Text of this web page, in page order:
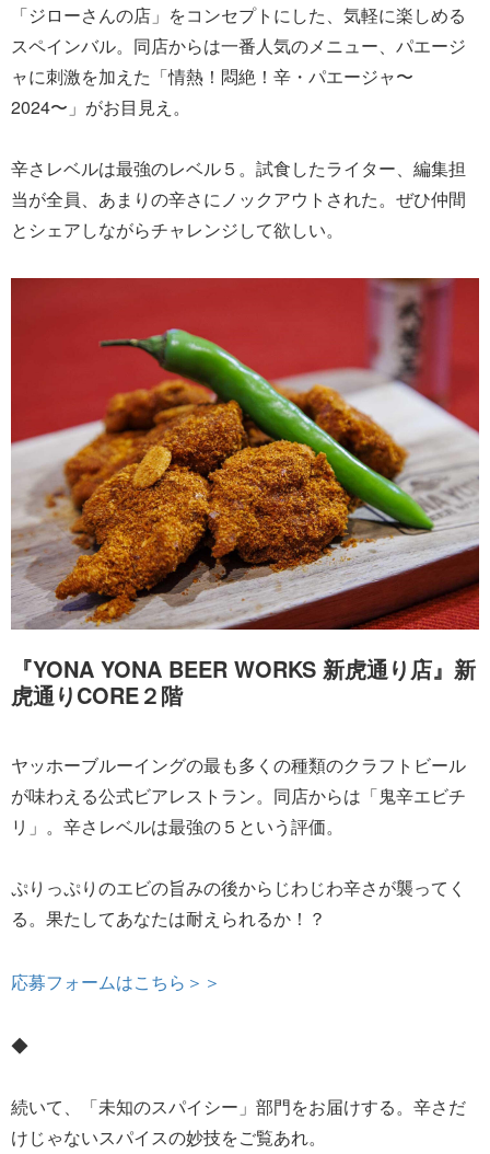
「ジローさんの店」をコンセプトにした、気軽に楽しめる
スペインバル。同店からは一番人気のメニュー、パエージ
ャに刺激を加えた「情熱！悶絶！辛・パエージャ〜
2024〜」がお目見え。
辛さレベルは最強のレベル５。試食したライター、編集担
当が全員、あまりの辛さにノックアウトされた。ぜひ仲間
とシェアしながらチャレンジして欲しい。
『YONA YONA BEER WORKS 新虎通り店』新
虎通りCORE２階
ヤッホーブルーイングの最も多くの種類のクラフトビール
が味わえる公式ビアレストラン。同店からは「鬼辛エビチ
リ」。辛さレベルは最強の５という評価。
ぷりっぷりのエビの旨みの後からじわじわ辛さが襲ってく
る。果たしてあなたは耐えられるか！？
応募フォームはこちら＞＞
◆
続いて、「未知のスパイシー」部門をお届けする。辛さだ
けじゃないスパイスの妙技をご覧あれ。